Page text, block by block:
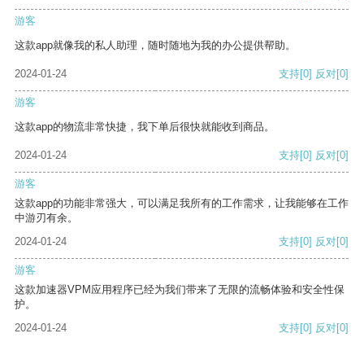
游客
这款app就像我的私人助理，随时随地为我的办公提供帮助。
2024-01-24 支持[0] 反对[0]
游客
这款app的物流非常快捷，我下单后很快就能收到商品。
2024-01-24 支持[0] 反对[0]
游客
这款app的功能非常强大，可以满足我所有的工作需求，让我能够在工作
中游刃有余。
2024-01-24
支持[0] 反对[0]
游客
这款加速器VPM应用程序已经为我们带来了无限的流畅体验和安全性保
护。
2024-01-24
支持[0] 反对[0]